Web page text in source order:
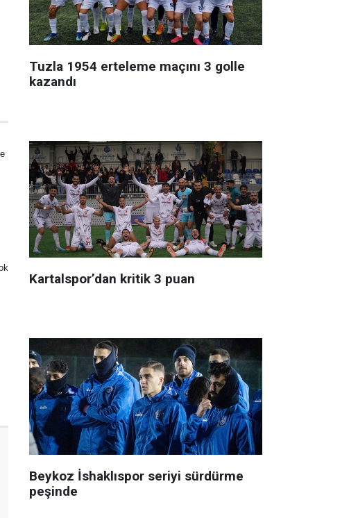
Tuzla 1954 erteleme maçını 3 golle
kazandı
Kartalspor’dan kritik 3 puan
Beykoz İshaklıspor seriyi sürdürme
peşinde